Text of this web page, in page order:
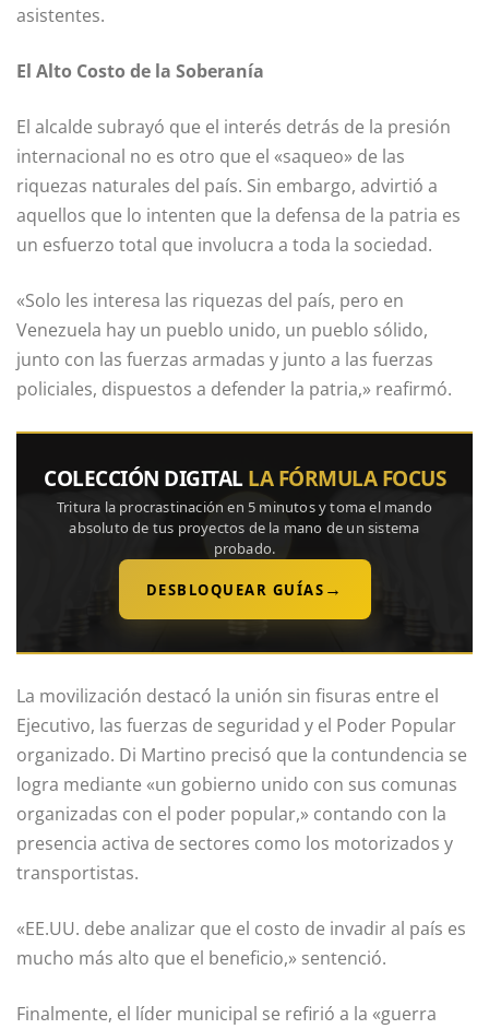
asistentes.
El Alto Costo de la Soberanía
El alcalde subrayó que el interés detrás de la presión
internacional no es otro que el «saqueo» de las
riquezas naturales del país. Sin embargo, advirtió a
aquellos que lo intenten que la defensa de la patria es
un esfuerzo total que involucra a toda la sociedad.
«Solo les interesa las riquezas del país, pero en
Venezuela hay un pueblo unido, un pueblo sólido,
junto con las fuerzas armadas y junto a las fuerzas
policiales, dispuestos a defender la patria,» reafirmó.
COLECCIÓN DIGITAL LA FÓRMULA FOCUS
Tritura la procrastinación en 5 minutos y toma el mando
absoluto de tus proyectos de la mano de un sistema
probado.
DESBLOQUEAR GUÍAS →
La movilización destacó la unión sin fisuras entre el
Ejecutivo, las fuerzas de seguridad y el Poder Popular
organizado. Di Martino precisó que la contundencia se
logra mediante «un gobierno unido con sus comunas
organizadas con el poder popular,» contando con la
presencia activa de sectores como los motorizados y
transportistas.
«EE.UU. debe analizar que el costo de invadir al país es
mucho más alto que el beneficio,» sentenció.
Finalmente, el líder municipal se refirió a la «guerra